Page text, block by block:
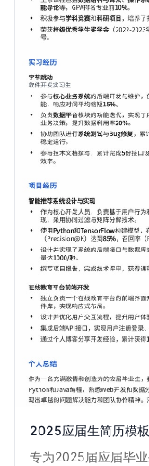
2025应届生简历模
专为2025届应届毕